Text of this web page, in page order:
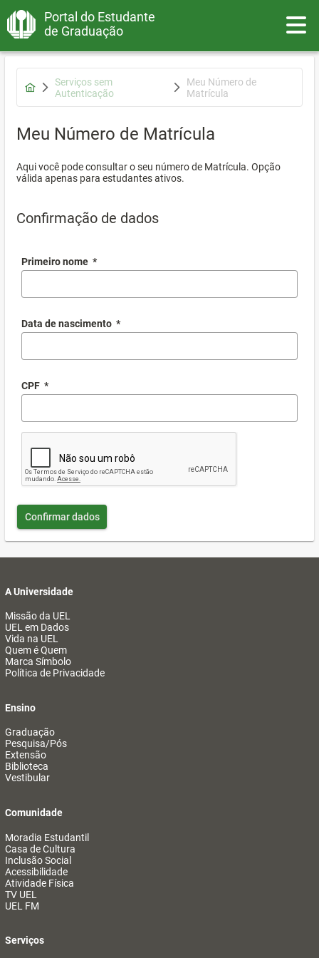
Portal do Estudante
de Graduação
Serviços sem
Autenticação
Meu Número de
Matrícula
Meu Número de Matrícula
Aqui você pode consultar o seu número de Matrícula. Opção
válida apenas para estudantes ativos.
Confirmação de dados
Primeiro nome *
Data de nascimento *
CPF *
Confirmar dados
A Universidade
Missão da UEL
UEL em Dados
Vida na UEL
Quem é Quem
Marca Símbolo
Política de Privacidade
Ensino
Graduação
Pesquisa/Pós
Extensão
Biblioteca
Vestibular
Comunidade
Moradia Estudantil
Casa de Cultura
Inclusão Social
Acessibilidade
Atividade Física
TV UEL
UEL FM
Serviços